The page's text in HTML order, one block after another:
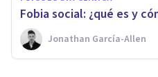
Fobia social: ¿qué es y
Jonathan García-Allen